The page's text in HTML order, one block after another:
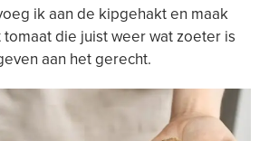
ik aan de kipgehakt en maak
die juist weer wat zoeter is
aan het gerecht.